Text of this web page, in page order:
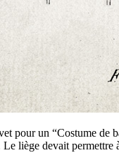
pour un “Costume de
liège devait